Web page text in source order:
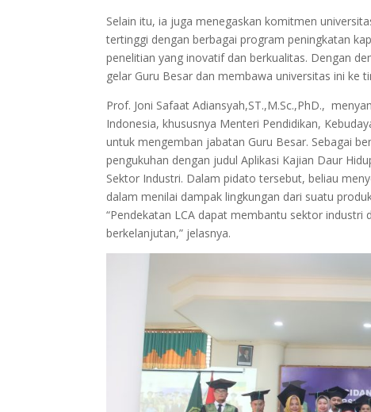
Selain itu, ia juga menegaskan komitmen
tertinggi dengan berbagai program peningkatan
penelitian yang inovatif dan berkualitas. Dengan
gelar Guru Besar dan membawa universitas ini ke
Prof. Joni Safaat Adiansyah,ST.,M.Sc.,PhD.,
Indonesia, khususnya Menteri Pendidikan,
untuk mengemban jabatan Guru Besar. Sebagai
pengukuhan dengan judul Aplikasi Kajian Daur
Sektor Industri. Dalam pidato tersebut, beliau
dalam menilai dampak lingkungan dari suatu
“Pendekatan LCA dapat membantu sektor
berkelanjutan,” jelasnya.